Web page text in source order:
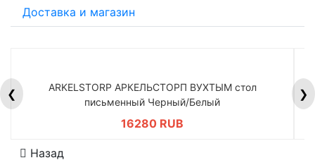
Доставка и магазин
❮
ARKELSTORP АРКЕЛЬСТОРП ВУХТЫМ стол
письменный Черный/Белый
16280 RUB
❯
Назад